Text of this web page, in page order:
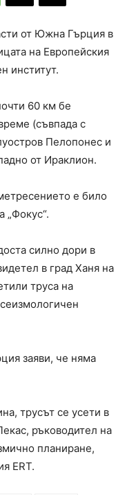
от Южна Гърция в
на Европейския
институт.
60 км бе
(съвпада с
Пелопонес и
от Ираклион.
е било
„Фокус“.
силно дори в
в град Ханя на
труса на
заяви, че няма
трусът се усети в
ръководител на
планиране,
ERT.